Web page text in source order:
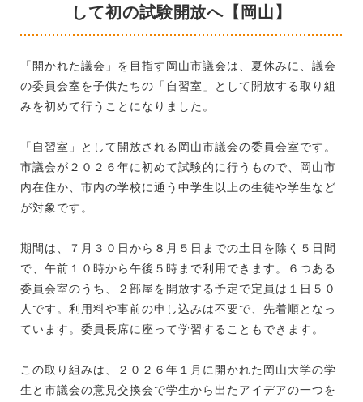
して初の試験開放へ【岡山】
「開かれた議会」を目指す岡山市議会は、夏休みに、議会
の委員会室を子供たちの「自習室」として開放する取り組
みを初めて行うことになりました。
「自習室」として開放される岡山市議会の委員会室です。
市議会が２０２６年に初めて試験的に行うもので、岡山市
内在住か、市内の学校に通う中学生以上の生徒や学生など
が対象です。
期間は、７月３０日から８月５日までの土日を除く５日間
で、午前１０時から午後５時まで利用できます。６つある
委員会室のうち、２部屋を開放する予定で定員は１日５０
人です。利用料や事前の申し込みは不要で、先着順となっ
ています。委員長席に座って学習することもできます。
この取り組みは、２０２６年１月に開かれた岡山大学の学
生と市議会の意見交換会で学生から出たアイデアの一つを